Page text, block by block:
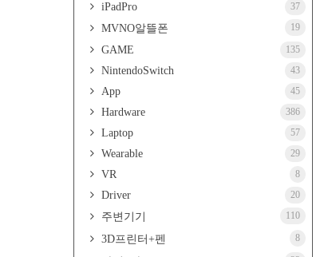
iPadPro 37
MVNO알뜰폰 19
GAME 135
NintendoSwitch 43
App 45
Hardware 386
Laptop 57
Wearable 29
VR 8
Driver 20
주변기기 110
3D프린터+펜 8